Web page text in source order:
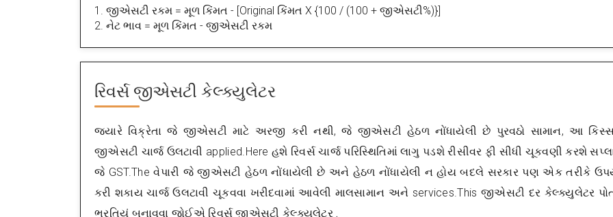
1. જીએસટી રકમ = મૂળ કિંમત - [Original કિંમત X {100 / (100 + જીએસટી%)}]
2. નેટ ભાવ = મૂળ કિંમત - જીએસટી રકમ
રિવર્સ જીએસટી કેલ્ક્યુલેટર
જ્યારે વિક્રેતા જે જીએસટી માટે અરજી કરી નથી, જે જીએસટી હેઠળ નોંધાયેલી છે પુરવઠો સામાન, આ
જીએસટી ચાર્જ ઉલટાવી applied.Here હશે રિવર્સ ચાર્જ પરિસ્થિતિમાં લાગુ પડશે રીસીવર ફી સીધી ચૂકવણી કરશે
જે GST.The વેપારી જે જીએસટી હેઠળ નોંધાયેલી છે અને હેઠળ નોંધાયેલી ન હોય બદલે સરકાર પણ એક તરીકે
કરી શકાય ચાર્જ ઉલટાવી ચૂકવવા ખરીદવામાં આવેલી માલસામાન અને services.This જીએસટી દર કેલ્ક્યુલેટર
ભરતિયું બનાવવા જોઈએ રિવર્સ જીએસટી કેલ્ક્યુલેટર .